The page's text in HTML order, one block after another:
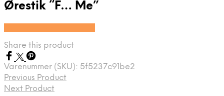
Ørestik “F… Me”
Share this product
Varenummer (SKU): 5f5237c91be2
Previous Product
Next Product